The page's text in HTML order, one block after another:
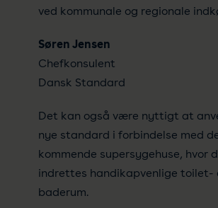
ved kommunale og regionale
Søren Jensen
Chefkonsulent
Dansk Standard
Det kan også være nyttigt at
nye standard i forbindelse med
kommende supersygehuse, hvor
indrettes handikapvenlige toilet-
baderum.